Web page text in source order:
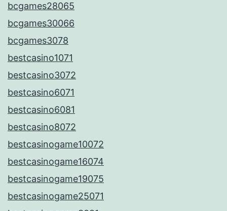
bcgames28065
bcgames30066
bcgames3078
bestcasino1071
bestcasino3072
bestcasino6071
bestcasino6081
bestcasino8072
bestcasinogame10072
bestcasinogame16074
bestcasinogame19075
bestcasinogame25071